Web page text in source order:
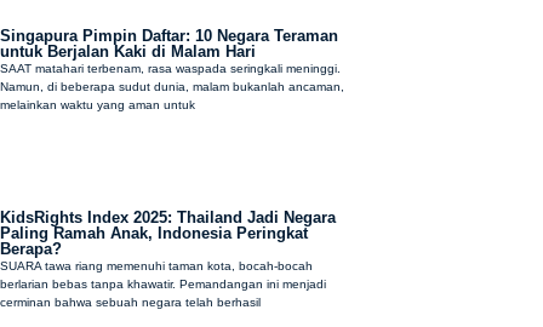
Singapura Pimpin Daftar: 10 Negara Teraman
untuk Berjalan Kaki di Malam Hari
SAAT matahari terbenam, rasa waspada seringkali meninggi.
Namun, di beberapa sudut dunia, malam bukanlah ancaman,
melainkan waktu yang aman untuk
KidsRights Index 2025: Thailand Jadi Negara
Paling Ramah Anak, Indonesia Peringkat
Berapa?
SUARA tawa riang memenuhi taman kota, bocah-bocah
berlarian bebas tanpa khawatir. Pemandangan ini menjadi
cerminan bahwa sebuah negara telah berhasil